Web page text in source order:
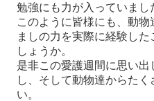
勉強にも力が入っていまし
このように皆様にも、動
ましの力を実際に経験し
しょうか。
是非この愛護週間に思い
し、そして動物達からた
い。